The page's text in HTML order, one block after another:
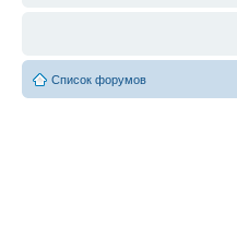
Список форумов